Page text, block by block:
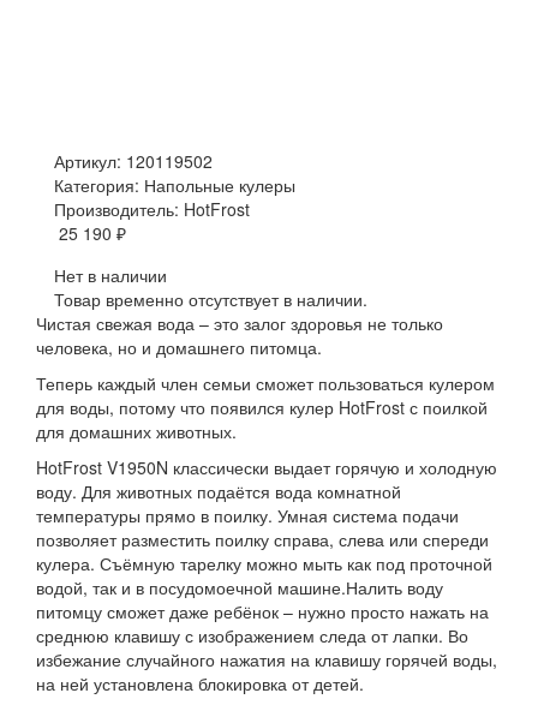
Артикул: 120119502
Категория: Напольные кулеры
Производитель: HotFrost
25 190 ₽
Нет в наличии
Товар временно отсутствует в наличии.
Чистая свежая вода – это залог здоровья не только
человека, но и домашнего питомца.
Теперь каждый член семьи сможет пользоваться кулером
для воды, потому что появился кулер HotFrost с поилкой
для домашних животных.
HotFrost V1950N классически выдает горячую и холодную
воду. Для животных подаётся вода комнатной
температуры прямо в поилку. Умная система подачи
позволяет разместить поилку справа, слева или спереди
кулера. Съёмную тарелку можно мыть как под проточной
водой, так и в посудомоечной машине.Налить воду
питомцу сможет даже ребёнок – нужно просто нажать на
среднюю клавишу с изображением следа от лапки. Во
избежание случайного нажатия на клавишу горячей воды,
на ней установлена блокировка от детей.